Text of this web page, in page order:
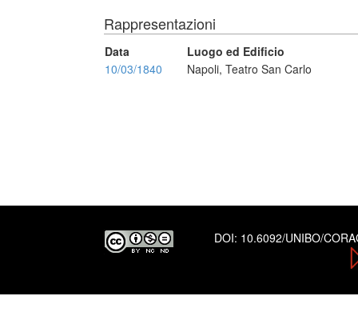
Rappresentazioni
Data
Luogo ed Edificio
10/03/1840
Napoli, Teatro San Carlo
DOI: 10.6092/UNIBO/